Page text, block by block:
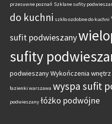
przesuwne poznań Szklane sufity
do kuchni szkło ozdobne do kuchni
sufit podwieszany
sufity
podwieszanyWykończenia
łazienki warszawa wyspa sufit
podwieszany łóżko podwójne